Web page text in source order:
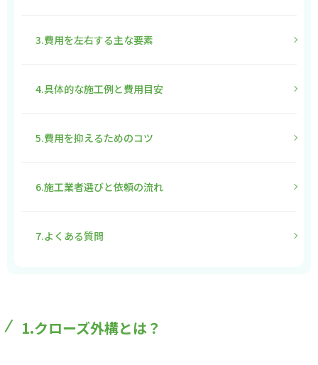
3.費用を左右する主な要素
4.具体的な施工例と費用目安
5.費用を抑えるためのコツ
6.施工業者選びと依頼の流れ
7.よくある質問
1.クローズ外構とは？